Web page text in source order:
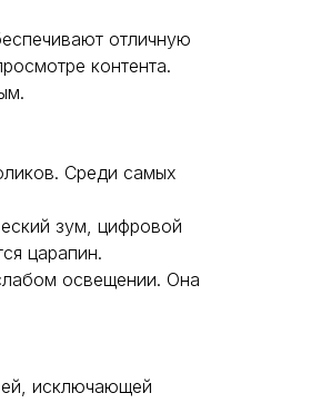
отличную
контента.
Среди самых
зум, цифровой
царапин.
освещении. Она
исключающей